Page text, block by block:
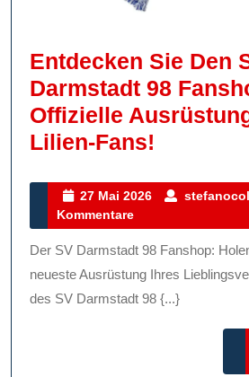
Entdecken Sie Den
Darmstadt 98
Offizielle
Lilien-Fans!
Den
98
Fanshop:
Offizielle
27 Mai 2026
27
2026
Kommentare
Der SV Darmstadt 98 Fanshop: Holen Sie sich die
neueste Ausrüstung Ihres
des SV Darmstadt 98 {...}